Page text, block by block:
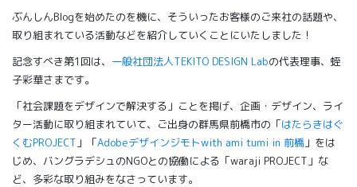
ぶんしんBlogを始めたのを機に、そういったお客様のご来社の話題や、
取り組まれている活動などを紹介していくことにいたしました！
記念すべき第1回は、 一般社団法人TEKITO DESIGN Labの代表理事、蛭
子彩華さまです。
「社会課題をデザインで解決する」ことを掲げ、企画・デザイン、ライ
ター活動に取り組まれていて、ご出身の群馬県前橋市の「はたらきはぐ
くむPROJECT 」「Adobeデザインジモトwith ami tumi in 前橋 」をは
じめ、バングラデシュのNGOとの協働による「waraji PROJECT」な
ど、多彩な取り組みをなさっています。